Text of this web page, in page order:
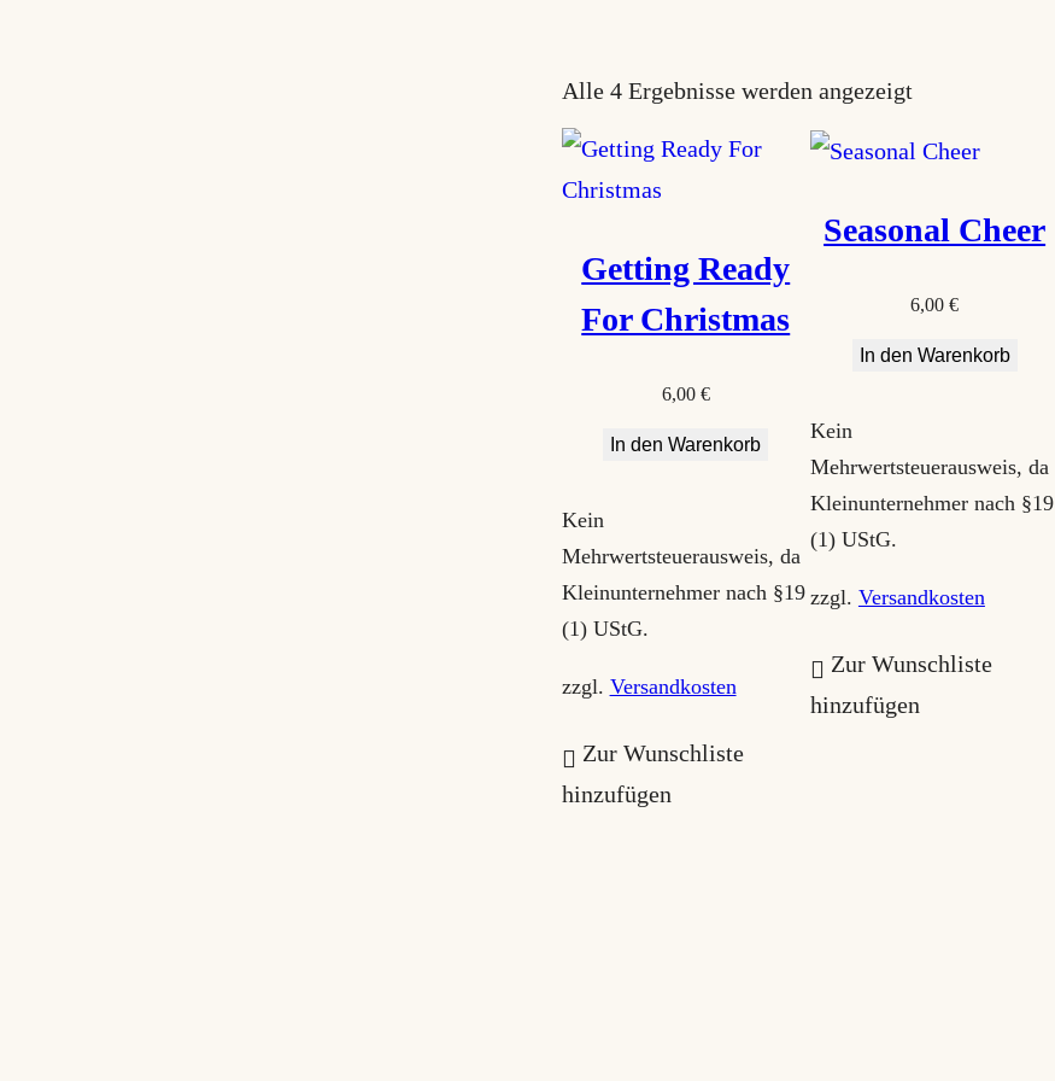
Alle 4 Ergebnisse werden angezeigtN
B
e
b
t
t
s
Getting Ready
For Christmas
6,00 €
In den Warenkorb
Kein
Mehrwertsteuerausweis, da
Kleinunternehmer nach §19
(1) UStG.
zzgl. Versandkosten
Zur Wunschliste
hinzufügen
Seasonal Cheer
6,00€
In den Warenkorb
Kein
Mehrwertsteuerausweis, da
Kleinunternehmer nach §19
(1) UStG.
zzgl. Versandkosten
Zur Wunschliste
hinzufügen